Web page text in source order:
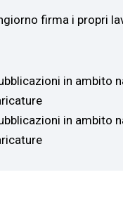
firma i propri
in ambito
in ambito